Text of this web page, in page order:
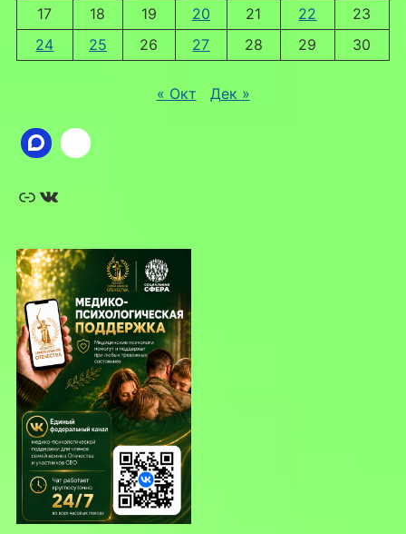
17
18 19 20 21 22
23
24
25 26 27 28 29 30
« Окт Дек »
Ссылка